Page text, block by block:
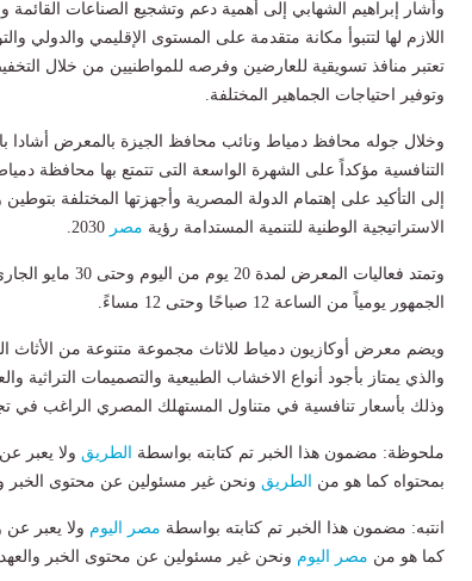
وأشار إبراهيم الشهابي إلى أهمية دعم وتشجيع الصناعات القائمة
اللازم لها لتتبوأ مكانة متقدمة على المستوى الإقليمي والدولي
تعتبر منافذ تسويقية للعارضين وفرصه للمواطنيين من خلال
وتوفير احتياجات الجماهير المختلفة.
وخلال جوله محافظ دمياط ونائب محافظ الجيزة بالمعرض أشادا
التنافسية مؤكداً على الشهرة الواسعة التى تتمتع بها محافظة
إلى التأكيد على إهتمام الدولة المصرية وأجهزتها المختلفة
الاستراتيجية الوطنية للتنمية المستدامة رؤية مصر
وتمتد فعاليات
الجمهور يومياً من الساعة 12 صباحًا وحتى 12 مساءً.
ويضم معرض أوكازيون دمياط للاثاث مجموعة متنوعة من الأثاث
والذي يمتاز بأجود أنواع الاخشاب الطبيعية والتصميمات التراثية
وذلك بأسعار تنافسية في متناول المستهلك المصري الراغب في
ملحوظة: مضمون هذا الخبر تم كتابته بواسطة الطريق ولا يعبر
بمحتواه كما هو من
الطريق ونحن غير مسئولين عن محتوى الخبر
انتبه: مضمون هذا الخبر تم كتابته بواسطة مصر اليوم ولا يعبر
كما هو من مصر اليوم ونحن غير مسئولين عن محتوى الخبر